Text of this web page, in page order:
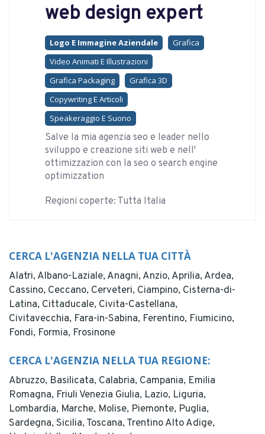
web design expert
Logo E Immagine Aziendale
Grafica
Video Animati E Illustrazioni
Grafica Packaging
Grafica 3D
Copywriting E Articoli
Speakeraggio E Suono
Salve la mia agenzia seo e leader nello
sviluppo e creazione siti web e nell'
ottimizzazion con la seo o search engine
optimizzation
Regioni coperte: Tutta Italia
CERCA L'AGENZIA NELLA TUA CITTÀ
Alatri, Albano-Laziale, Anagni, Anzio, Aprilia, Ardea,
Cassino, Ceccano, Cerveteri, Ciampino, Cisterna-di-
Latina, Cittaducale, Civita-Castellana,
Civitavecchia, Fara-in-Sabina, Ferentino, Fiumicino,
Fondi, Formia, Frosinone
CERCA L'AGENZIA NELLA TUA REGIONE:
Abruzzo, Basilicata, Calabria, Campania, Emilia
Romagna, Friuli Venezia Giulia, Lazio, Liguria,
Lombardia, Marche, Molise, Piemonte, Puglia,
Sardegna, Sicilia, Toscana, Trentino Alto Adige,